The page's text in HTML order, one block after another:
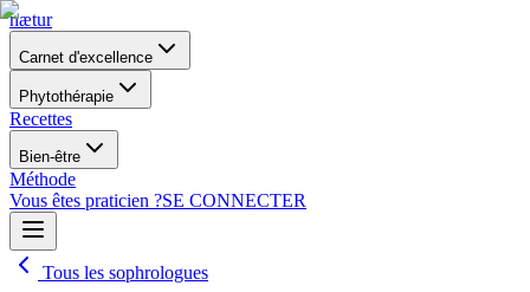
nætur
Carnet d'excellence
Phytothérapie
Recettes
Bien-être
Méthode
Vous êtes praticien ?SE CONNECTER
Tous les sophrologues